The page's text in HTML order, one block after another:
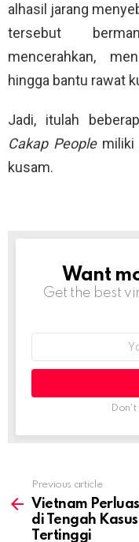
alhasil jarang
tersebut
mencerahkan,
hingga bantu rawat
Jadi, itulah
Cakap People miliki
kusam.
NEWSLETTER
Want
Get the best
more
Previous article
Vietnam
di Tengah
Tertinggi